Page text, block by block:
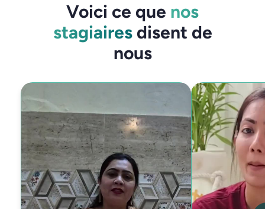
Voici ce que nos
stagiairesdisent de
nous